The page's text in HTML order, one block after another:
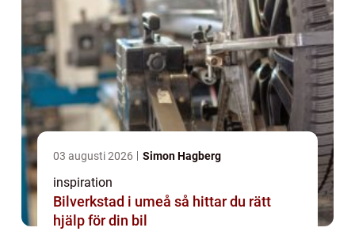
03 augusti 2026 Simon Hagberg
inspiration
Bilverkstad i umeå så hittar du rätt
hjälp för din bil